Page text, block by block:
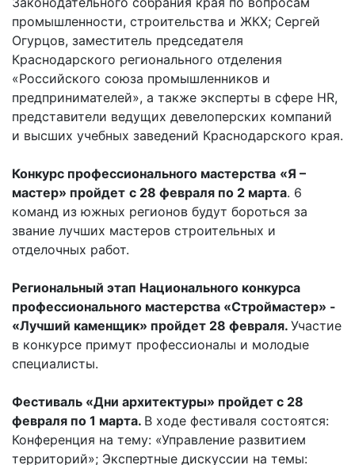
промышленности, строительства и ЖКХ; Сергей
Огурцов, заместитель председателя
Краснодарского регионального отделения
«Российского союза промышленников и
предпринимателей», а также эксперты в сфере HR,
представители ведущих девелоперских компаний
и высших учебных заведений Краснодарского края.
Конкурс профессионального мастерства «Я –
мастер» пройдет с 28 февраля по 2 марта. 6
команд из южных регионов будут бороться за
звание лучших мастеров строительных и
отделочных работ.
Региональный этап Национального конкурса
профессионального мастерства «Строймастер» -
«Лучший каменщик» пройдет 28 февраля. Участие
в конкурсе примут профессионалы и молодые
специалисты.
Фестиваль «Дни архитектуры» пройдет с 28
февраля по 1 марта. В ходе фестиваля состоятся:
Конференция на тему: «Управление развитием
территорий»; Экспертные дискуссии на темы: